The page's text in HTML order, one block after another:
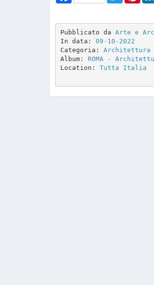
Pubblicato da Arte e
In data: 09-10-2022
Categoria: Architettura
Album: ROMA -
Location: Tutta Italia